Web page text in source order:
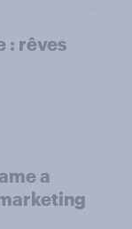
: rêves
a